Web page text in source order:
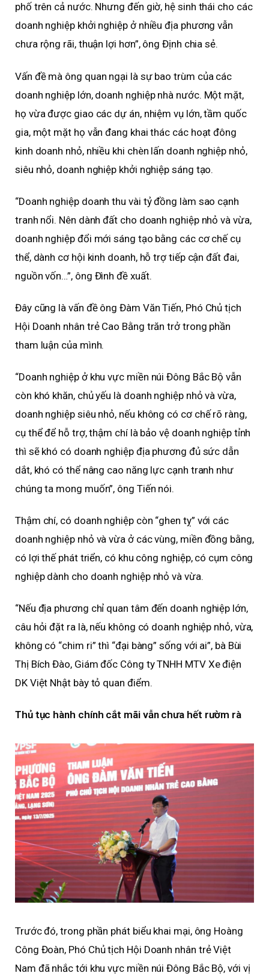
phố trên cả nước. Nhưng đến giờ, hệ sinh thái cho các
doanh nghiệp khởi nghiệp ở nhiều địa phương vẫn
chưa rộng rãi, thuận lợi hơn”, ông Định chia sẻ.
Vấn đề mà ông quan ngại là sự bao trùm của các
doanh nghiệp lớn, doanh nghiệp nhà nước. Một mặt,
họ vừa được giao các dự án, nhiệm vụ lớn, tầm quốc
gia, một mặt họ vẫn đang khai thác các hoạt đông
kinh doanh nhỏ, nhiều khi chèn lấn doanh nghiệp nhỏ,
siêu nhỏ, doanh nghiệp khởi nghiệp sáng tạo.
“Doanh nghiệp doanh thu vài tỷ đồng làm sao cạnh
tranh nổi. Nên dành đất cho doanh nghiệp nhỏ và vừa,
doanh nghiệp đổi mới sáng tạo bằng các cơ chế cụ
thể, dành cơ hội kinh doanh, hỗ trợ tiếp cận đất đai,
nguồn vốn…”, ông Đình đề xuất.
Đây cũng là vấn đề ông Đàm Văn Tiến, Phó Chủ tịch
Hội Doanh nhân trẻ Cao Bằng trăn trở trong phần
tham luận của mình.
“Doanh nghiệp ở khu vực miền núi Đông Bắc Bộ vẫn
còn khó khăn, chủ yếu là doanh nghiệp nhỏ và vừa,
doanh nghiệp siêu nhỏ, nếu không có cơ chế rõ ràng,
cụ thể để hỗ trợ, thậm chí là bảo vệ doanh nghiệp tỉnh
thì sẽ khó có doanh nghiệp địa phương đủ sức dẫn
dắt, khó có thể nâng cao năng lực cạnh tranh như
chúng ta mong muốn”, ông Tiến nói.
Thậm chí, có doanh nghiệp còn “ghen tỵ” với các
doanh nghiệp nhỏ và vừa ở các vùng, miền đồng bằng,
có lợi thế phát triển, có khu công nghiệp, có cụm công
nghiệp dành cho doanh nghiệp nhỏ và vừa.
“Nếu địa phương chỉ quan tâm đến doanh nghiệp lớn,
câu hỏi đặt ra là, nếu không có doanh nghiệp nhỏ, vừa,
không có “chim ri” thì “đại bàng” sống với ai”, bà Bùi
Thị Bích Đào, Giám đốc Công ty TNHH MTV Xe điện
DK Việt Nhật bày tỏ quan điểm.
Thủ tục hành chính cắt mãi vẫn chưa hết rườm rà
Trước đó, trong phần phát biểu khai mại, ông Hoàng
Công Đoàn, Phó Chủ tịch Hội Doanh nhân trẻ Việt
Nam đã nhắc tới khu vực miền núi Đông Bắc Bộ, với vị